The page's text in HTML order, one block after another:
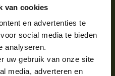
van cookies
en advertenties te
social media te bieden
analyseren.
uw gebruik van onze site
media, adverteren en